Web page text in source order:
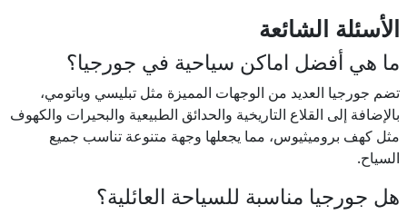
الأسئلة الشائعة
ما هي أفضل اماكن سياحية في جورجيا؟
تضم جورجيا العديد من الوجهات المميزة مثل تبليسي وباتومي،
بالإضافة إلى القلاع التاريخية والحدائق الطبيعية والبحيرات والكهوف
مثل كهف بروميثيوس، مما يجعلها وجهة متنوعة تناسب جميع
السياح.
هل جورجيا مناسبة للسياحة العائلية؟